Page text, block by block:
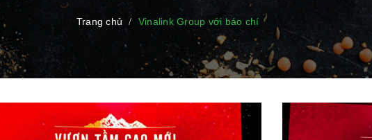
Trang chủ / Vinalink Group với báo chí